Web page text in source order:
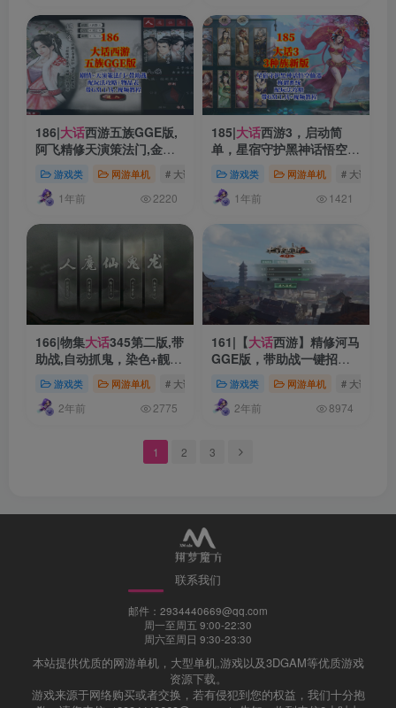
186|大话西游五族GGE版,
阿飞精修天演策法门,金刚
葫芦娃,炼妖带助战,单机最
终版游戏类 网游单机 # 大话西游 # 大话
1年前 2220
185|大话西游3，启动简
单，星宿守护黑神话悟空仙
器+攻略+GM视频教程
游戏类 网游单机 # 大话西游
1年前 1421
166|物集大话345第二版,带
助战,自动抓鬼，染色+靓号
台 游戏类 网游单机 # 大话西游 # 大话
2年前 2775
161|【大话西游】精修河马
GGE版，带助战一键招募
网架设教程
游戏类 网游单机 # 大话西游
2年前 8974
1 2 3
联系我们
邮件：2934440669@qq.com
周一至周五 9:00-22:30
周六至周日 9:30-23:30
本站提供优质的网游单机，大型单机,游戏以及3DGAM等优质游戏
资源下载。
游戏来源于网络购买或者交换，若有侵犯到您的权益，我们十分抱